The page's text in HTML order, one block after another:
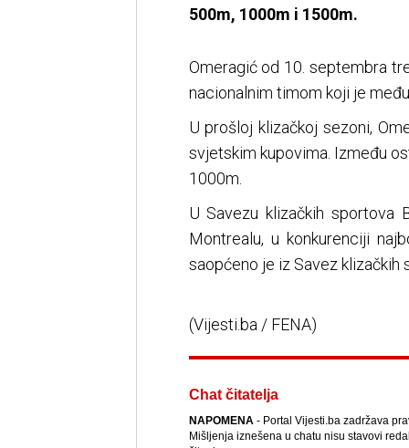
500m, 1000m i 1500m.
Omeragić od 10. septembra
nacionalnim timom koji je
U prošloj klizačkoj sezoni,
svjetskim kupovima. Između
1000m.
U Savezu klizačkih sportova
Montrealu, u konkurenciji
saopćeno je iz Savez
(Vijesti.ba / FENA)
Chat čitatelja
NAPOMENA- Portal Vijesti.ba zadržava
Mišljenja iznešena u chatu nisu stavovi